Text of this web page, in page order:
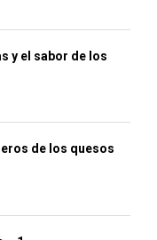
y el sabor de los
de los quesos